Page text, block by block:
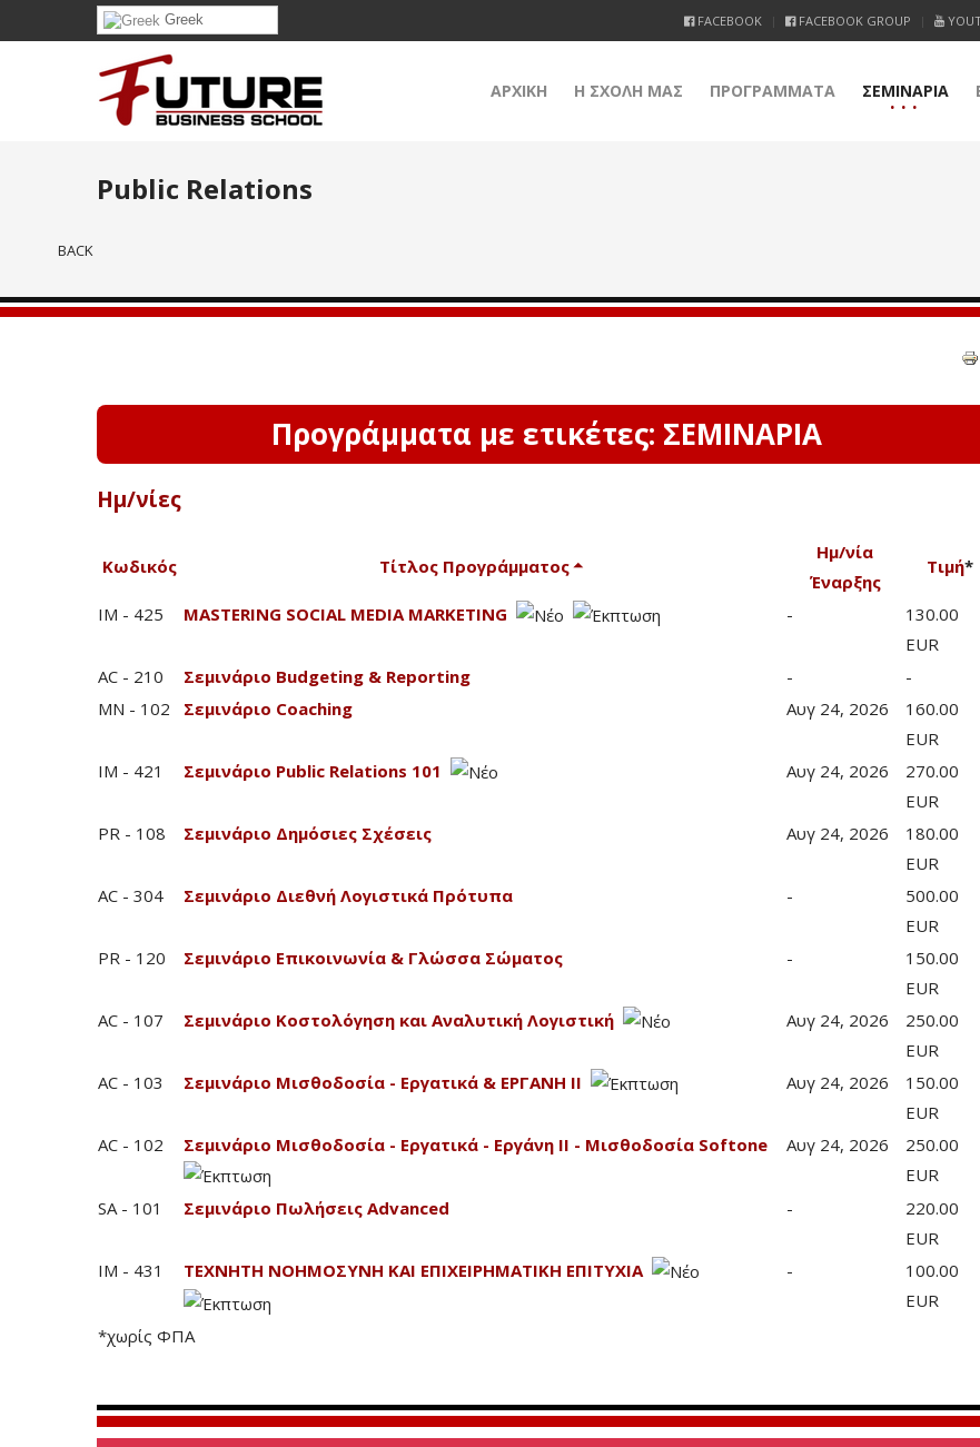
Greek FACEBOOK FACEBOOK GROUP
ΑΡΧΙΚΗ Η ΣΧΟΛΗ ΜΑΣ ΠΡΟΓΡΑΜΜΑΤΑ ΣΕΜΙΝΑΡΙΑ
Public Relations
BACK
Προγράμματα με ετικέτες: ΣΕΜΙΝΑΡΙΑ
Ημ/νίες
Κωδικός Τίτλος Προγράμματος
Ημ/νία
Έναρξης
Τιμή*
IM - 425 MASTERING SOCIAL MEDIA MARKETING -
130.00
EUR
AC - 210
Σεμινάριο Budgeting & Reporting -
-
MN - 102
Σεμινάριο Coaching Αυγ 24, 2026
160.00
EUR
IM - 421
Σεμινάριο Public Relations 101 Αυγ 24, 2026
270.00
EUR
PR - 108
Σεμινάριο Δημόσιες Σχέσεις Αυγ 24, 2026
180.00
EUR
AC - 304
Σεμινάριο Διεθνή Λογιστικά Πρότυπα -
500.00
EUR
PR - 120
Σεμινάριο Επικοινωνία & Γλώσσα Σώματος -
150.00
EUR
AC - 107
Σεμινάριο Κοστολόγηση και Αναλυτική Λογιστική Αυγ 24, 2026
250.00
EUR
AC - 103
Σεμινάριο Μισθοδοσία - Εργατικά & ΕΡΓΑΝΗ ΙΙ Αυγ 24, 2026
150.00
EUR
AC - 102
Σεμινάριο Μισθοδοσία - Εργατικά - Εργάνη ΙΙ - Μισθοδοσία Softone Αυγ 24, 2026
250.00
EUR
SA - 101
Σεμινάριο Πωλήσεις Advanced -
220.00
EUR
IM - 431
ΤΕΧΝΗΤΗ ΝΟΗΜΟΣΥΝΗ ΚΑΙ ΕΠΙΧΕΙΡΗΜΑΤΙΚΗ ΕΠΙΤΥΧΙΑ -
100.00
EUR
*χωρίς ΦΠΑ